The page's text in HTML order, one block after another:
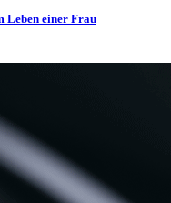
Leben einer Frau